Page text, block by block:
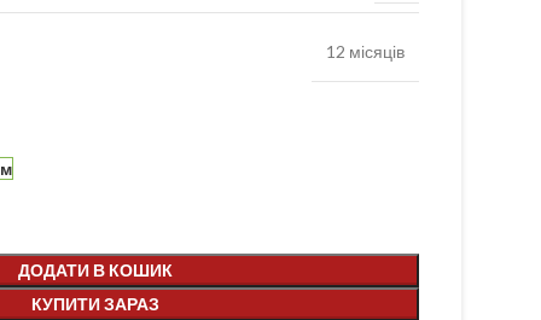
12 місяців
ДОДАТИ В КОШИК
КУПИТИ ЗАРАЗ